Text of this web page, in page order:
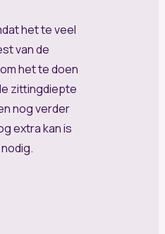
het te veel
van de
het te doen
zittingdiepte
nog verder
extra kan is